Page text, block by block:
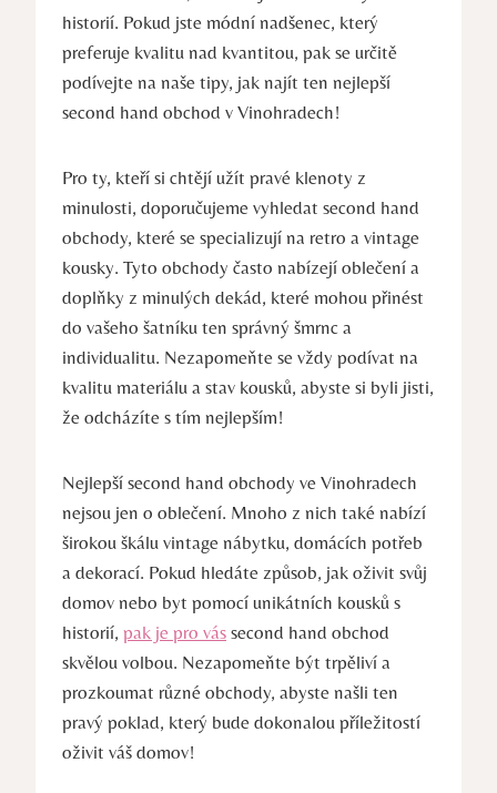
historií. Pokud jste módní nadšenec, který
preferuje kvalitu nad kvantitou, pak se určitě
podívejte na naše tipy, jak najít ten nejlepší
second hand obchod v Vinohradech!
Pro ty, kteří si chtějí užít pravé klenoty z
minulosti, doporučujeme vyhledat second hand
obchody, které se specializují na retro a vintage
kousky. Tyto obchody často nabízejí oblečení a
doplňky z minulých dekád, které mohou přinést
do vašeho šatníku ten správný šmrnc a
individualitu. Nezapomeňte se vždy podívat na
kvalitu materiálu a stav kousků, abyste si byli jisti,
že odcházíte s tím nejlepším!
Nejlepší second hand obchody ve Vinohradech
nejsou jen o oblečení. Mnoho z nich také nabízí
širokou škálu vintage nábytku, domácích potřeb
a dekorací. Pokud hledáte způsob, jak oživit svůj
domov nebo byt pomocí unikátních kousků s
historií, pak je pro vás second hand obchod
skvělou volbou. Nezapomeňte být trpěliví a
prozkoumat různé obchody, abyste našli ten
pravý poklad, který bude dokonalou příležitostí
oživit váš domov!